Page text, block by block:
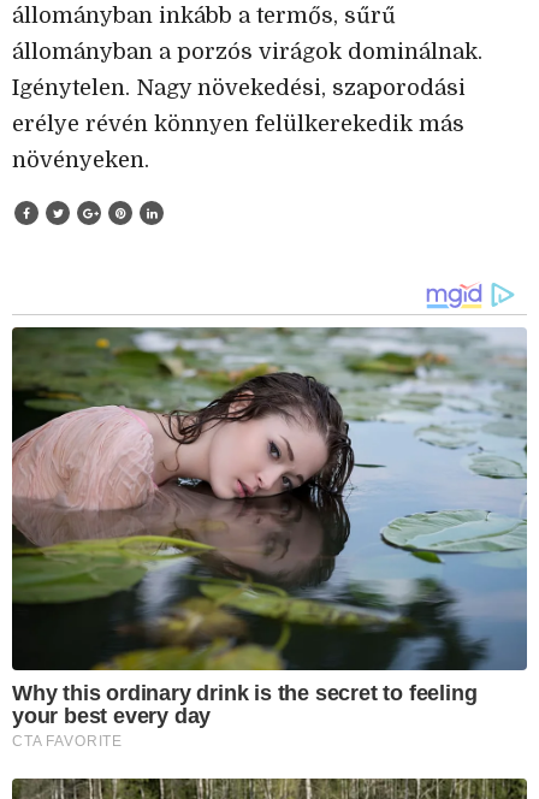
állományban inkább a termős, sűrű
állományban a porzós virágok dominálnak.
Igénytelen. Nagy növekedési, szaporodási
erélye révén könnyen felülkerekedik más
növényeken.
Why this ordinary drink is the secret to feeling
your best every day
CTA FAVORITE